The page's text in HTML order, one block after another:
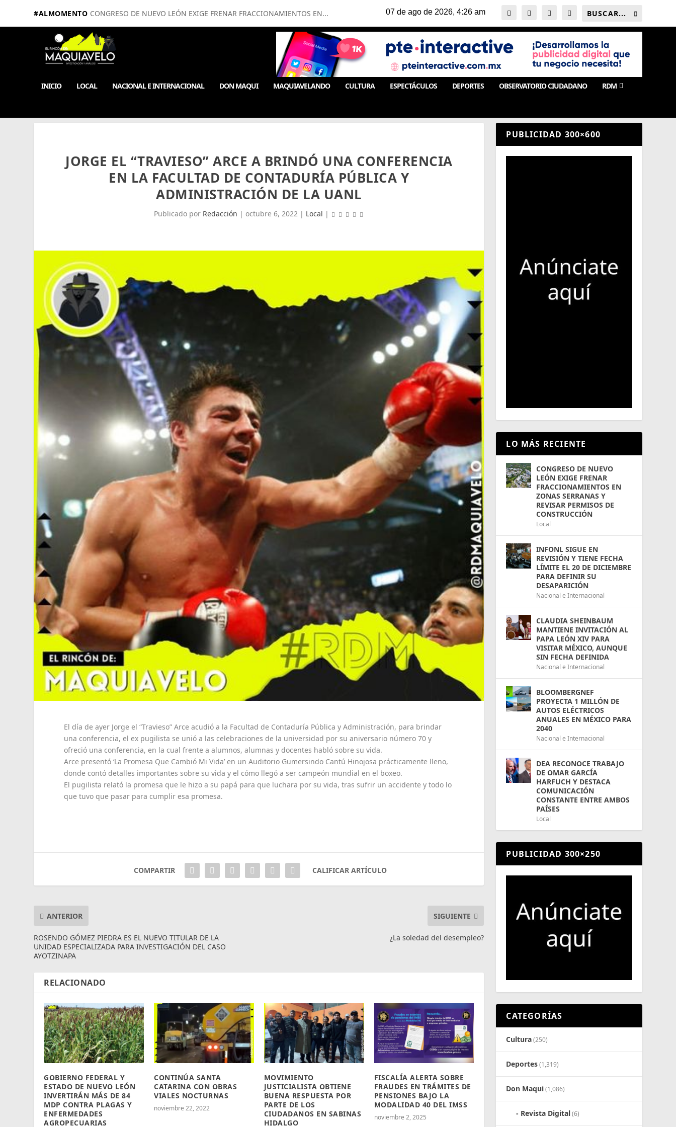
#ALMOMENTO CONGRESO DE NUEVO LEÓN EXIGE FRENAR FRACCIONAMIENTOS EN...
INICIO LOCAL NACIONAL E INTERNACIONAL DON MAQUI MAQUIAVELANDO CULTURA ESPECTÁCULOS DEPORTES OBSERVATORIO CIUDADANO RDM
JORGE EL “TRAVIESO” ARCE A BRINDÓ UNA CONFERENCIA
EN LA FACULTAD DE CONTADURÍA PÚBLICA Y
ADMINISTRACIÓN DE LA UANL
Publicado por Redacción | octubre 6, 2022| Local |
El día de ayer Jorge el “Travieso” Arce acudió a la Facultad de Contaduría Pública y Administración, para brindar
una conferencia, el ex pugilista se unió a las celebraciones de la universidad por su aniversario número 70 y
ofreció una conferencia, en la cual frente a alumnos, alumnas y docentes habló sobre su vida.
Arce presentó ‘La Promesa Que Cambió Mi Vida’ en un Auditorio Gumersindo Cantú Hinojosa prácticamente lleno,
donde contó detalles importantes sobre su vida y el cómo llegó a ser campeón mundial en el boxeo.
El pugilista relató la promesa que le hizo a su papá para que luchara por su vida, tras sufrir un accidente y todo lo
que tuvo que pasar para cumplir esa promesa.
COMPARTIR CALIFICAR ARTÍCULO
ANTERIOR
ROSENDO GÓMEZ PIEDRA ES EL NUEVO TITULAR DE LA
UNIDAD ESPECIALIZADA PARA INVESTIGACIÓN DEL CASO
AYOTZINAPA
SIGUIENTE
¿La soledad del desempleo?
RELACIONADO
GOBIERNO FEDERAL Y
ESTADO DE NUEVO LEÓN
INVERTIRÁN MÁS DE 84
MDP CONTRA PLAGAS Y
ENFERMEDADES
AGROPECUARIAS
CONTINÚA SANTA
CATARINA CON OBRAS
VIALES NOCTURNAS
noviembre 22, 2022
MOVIMIENTO
JUSTICIALISTA OBTIENE
BUENA RESPUESTA POR
PARTE DE LOS
CIUDADANOS EN SABINAS
HIDALGO
FISCALÍA ALERTA SOBRE
FRAUDES EN TRÁMITES DE
PENSIONES BAJO LA
MODALIDAD 40 DEL IMSS
noviembre 2, 2025
PUBLICIDAD 300×600
LO MÁS RECIENTE
CONGRESO DE NUEVO
LEÓN EXIGE FRENAR
FRACCIONAMIENTOS EN
ZONAS SERRANAS Y
REVISAR PERMISOS DE
CONSTRUCCIÓN
Local
INFONL SIGUE EN
REVISIÓN Y TIENE FECHA
LÍMITE EL 20 DE DICIEMBRE
PARA DEFINIR SU
DESAPARICIÓN
Nacional e Internacional
CLAUDIA SHEINBAUM
MANTIENE INVITACIÓN AL
PAPA LEÓN XIV PARA
VISITAR MÉXICO, AUNQUE
SIN FECHA DEFINIDA
Nacional e Internacional
BLOOMBERGNEF
PROYECTA 1 MILLÓN DE
AUTOS ELÉCTRICOS
ANUALES EN MÉXICO PARA
2040
Nacional e Internacional
DEA RECONOCE TRABAJO
DE OMAR GARCÍA
HARFUCH Y DESTACA
COMUNICACIÓN
CONSTANTE ENTRE AMBOS
PAÍSES
Local
PUBLICIDAD 300×250
CATEGORÍAS
Cultura(250)
Deportes(1,319)
Don Maqui(1,086)
Revista Digital(6)